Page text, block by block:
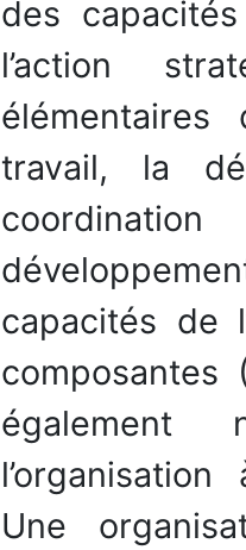
des
l’action
travail, la
capacités de
composantes
également
Une